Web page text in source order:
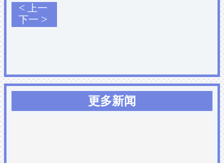
< 上一
下一 >
更多新闻